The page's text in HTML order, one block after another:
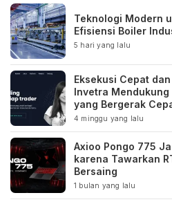
Teknologi Modern
Efisiensi Boiler
5 hari yang lalu
Eksekusi Cepat
Invetra
yang Bergerak
4 minggu yang lalu
Axioo Pongo 775
karena Tawarkan
Bersaing
1 bulan yang lalu